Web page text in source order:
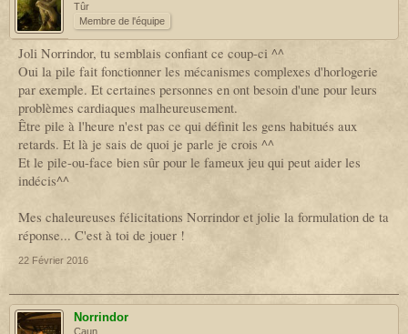
Tûr
Membre de l'équipe
Joli Norrindor, tu semblais confiant ce coup-ci ^^
Oui la pile fait fonctionner les mécanismes complexes d'horlogerie
par exemple. Et certaines personnes en ont besoin d'une pour leurs
problèmes cardiaques malheureusement.
Être pile à l'heure n'est pas ce qui définit les gens habitués aux
retards. Et là je sais de quoi je parle je crois ^^
Et le pile-ou-face bien sûr pour le fameux jeu qui peut aider les
indécis^^
Mes chaleureuses félicitations Norrindor et jolie la formulation de ta
réponse... C'est à toi de jouer !
22 Février 2016
Norrindor
Caun